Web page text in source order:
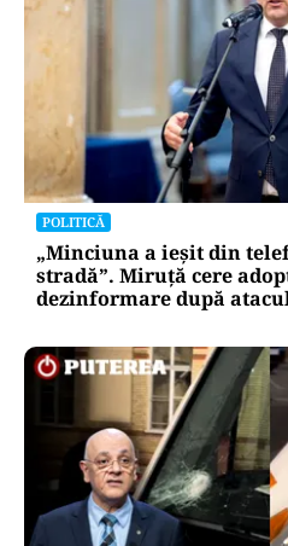
POLITICĂ
„Minciuna a ieșit din
stradă”. Miruță cere
dezinformare după